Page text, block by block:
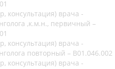
консультация) врача -
,к.м.н., первичный –
консультация) врача -
повторный – B01.046.002
консультация) врача -